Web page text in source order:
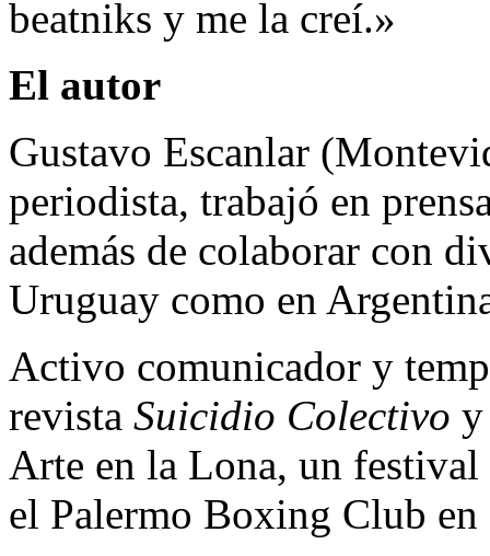
beatniks y me la creí.»
El autor
Gustavo Escanlar
periodista, trabajó en
además de colaborar con
Uruguay como en
Activo comunicador y
revista Suicidio Colectivo y
Arte en la Lona, un
el Palermo Boxing Club